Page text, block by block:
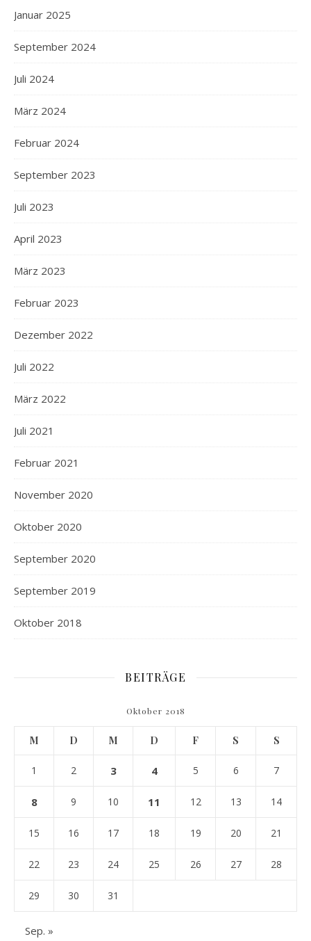
Januar 2025
September 2024
Juli 2024
März 2024
Februar 2024
September 2023
Juli 2023
April 2023
März 2023
Februar 2023
Dezember 2022
Juli 2022
März 2022
Juli 2021
Februar 2021
November 2020
Oktober 2020
September 2020
September 2019
Oktober 2018
BEITRÄGE
Oktober 2018
M D M D F S S
1 2 3 4 5 6 7
8 9 10 11 12 13 14
15 16 17 18 19 20 21
22 23 24 25 26 27 28
29 30 31
Sep. »